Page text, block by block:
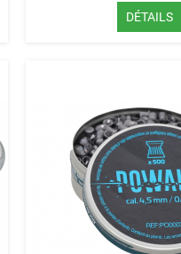
DÉTAILS